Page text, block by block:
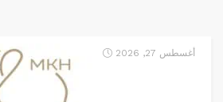
أغسطس 27, 2026